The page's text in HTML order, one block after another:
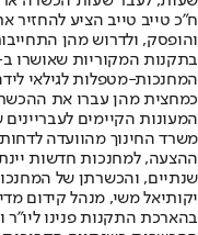
ח"כ טייב טייב הציע
והופסק, ולדרוש מהן התחייבות
כמחצית מהן עברו את
המעונות הקיימים
משרד החינוך מהוועדה
ההצעה, למחנכות חדשות
שנתיים, והכשרתן של המחנכות
בהארכת התקנות פנינו